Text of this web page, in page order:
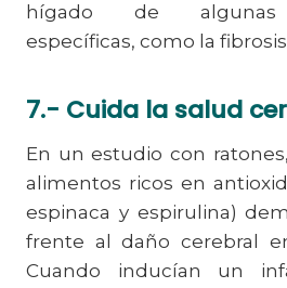
hígado de algunas
específicas, como la
7.- Cuida la salud
En un estudio con
alimentos ricos en
espinaca y espirulina)
frente al daño cerebral
Cuando inducían un